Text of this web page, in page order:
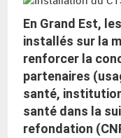
En Grand Est,
installés sur la
renforcer la
partenaires
santé,
santé dans la
refondation